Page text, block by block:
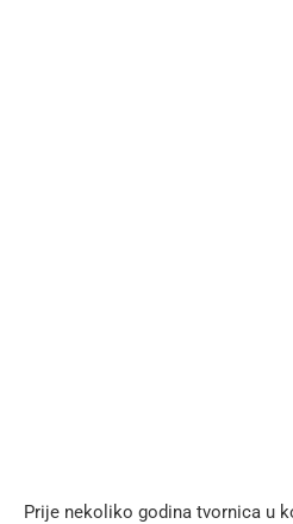
Prije nekoliko godina tvornica u